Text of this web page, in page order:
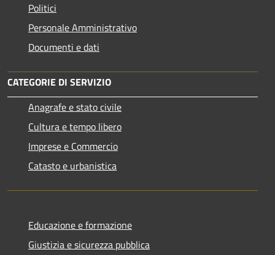
Politici
Personale Amministrativo
Documenti e dati
CATEGORIE DI SERVIZIO
Anagrafe e stato civile
Cultura e tempo libero
Imprese e Commercio
Catasto e urbanistica
Educazione e formazione
Giustizia e sicurezza pubblica